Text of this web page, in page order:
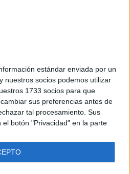
estándar enviada por un
nuestros socios podemos utilizar
1733 socios para que
sus preferencias antes de
tal procesamiento. Sus
botón "Privacidad" en la parte